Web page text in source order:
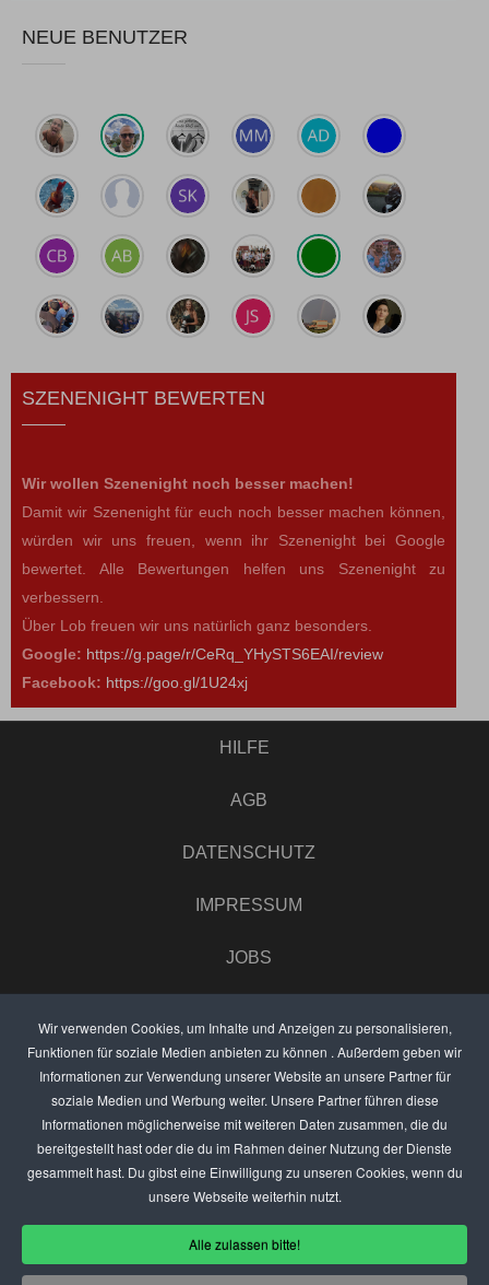
Wir verwenden Cookies, um Inhalte und Anzeigen zu personalisieren,
Funktionen für soziale Medien anbieten zu können . Außerdem geben wir
Informationen zur Verwendung unserer Website an unsere Partner für
soziale Medien und Werbung weiter. Unsere Partner führen diese
Informationen möglicherweise mit weiteren Daten zusammen, die du
bereitgestellt hast oder die du im Rahmen deiner Nutzung der Dienste
gesammelt hast. Du gibst eine Einwilligung zu unseren Cookies, wenn du
unsere Webseite weiterhin nutzt.
Alle zulassen bitte!
NEUE BENUTZER
SZENENIGHT BEWERTEN
Wir wollen Szenenight noch besser machen!
Damit wir Szenenight für euch noch besser machen können,
würden wir uns freuen, wenn ihr Szenenight bei Google
bewertet. Alle Bewertungen helfen uns Szenenight zu
verbessern.
Über Lob freuen wir uns natürlich ganz besonders.
Google: https://g.page/r/CeRq_YHySTS6EAI/review
Facebook: https://goo.gl/1U24xj
HILFE
AGB
DATENSCHUTZ
IMPRESSUM
JOBS
ANZEIGEN PREISE
BEWERTET UNS
KONTAKT
DEIN LOKAL VORSTELLEN